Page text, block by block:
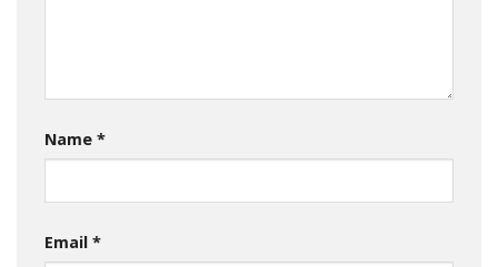
Name *
Email *